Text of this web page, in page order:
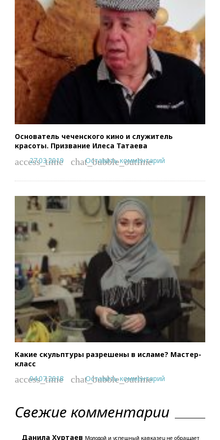
Основатель чеченского кино и служитель
красоты. Призвание Илеса Татаева
access_time
27.03.2019 chat_bubble_outline
Оставить комментарий
Какие скульптуры разрешены в исламе? Мастер-
класс
access_time
04.07.2018 chat_bubble_outline
Оставить комментарий
Свежие комментарии
Данила Хуртаев Молодой и успешный кавказец не обращает